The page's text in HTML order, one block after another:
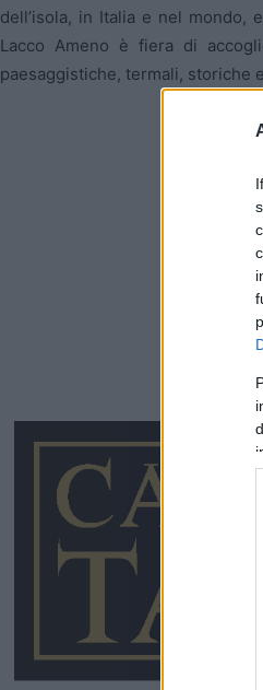
dell’isola, in Italia e nel mondo,
Lacco Ameno è fiera di
paesaggistiche, termali, storiche